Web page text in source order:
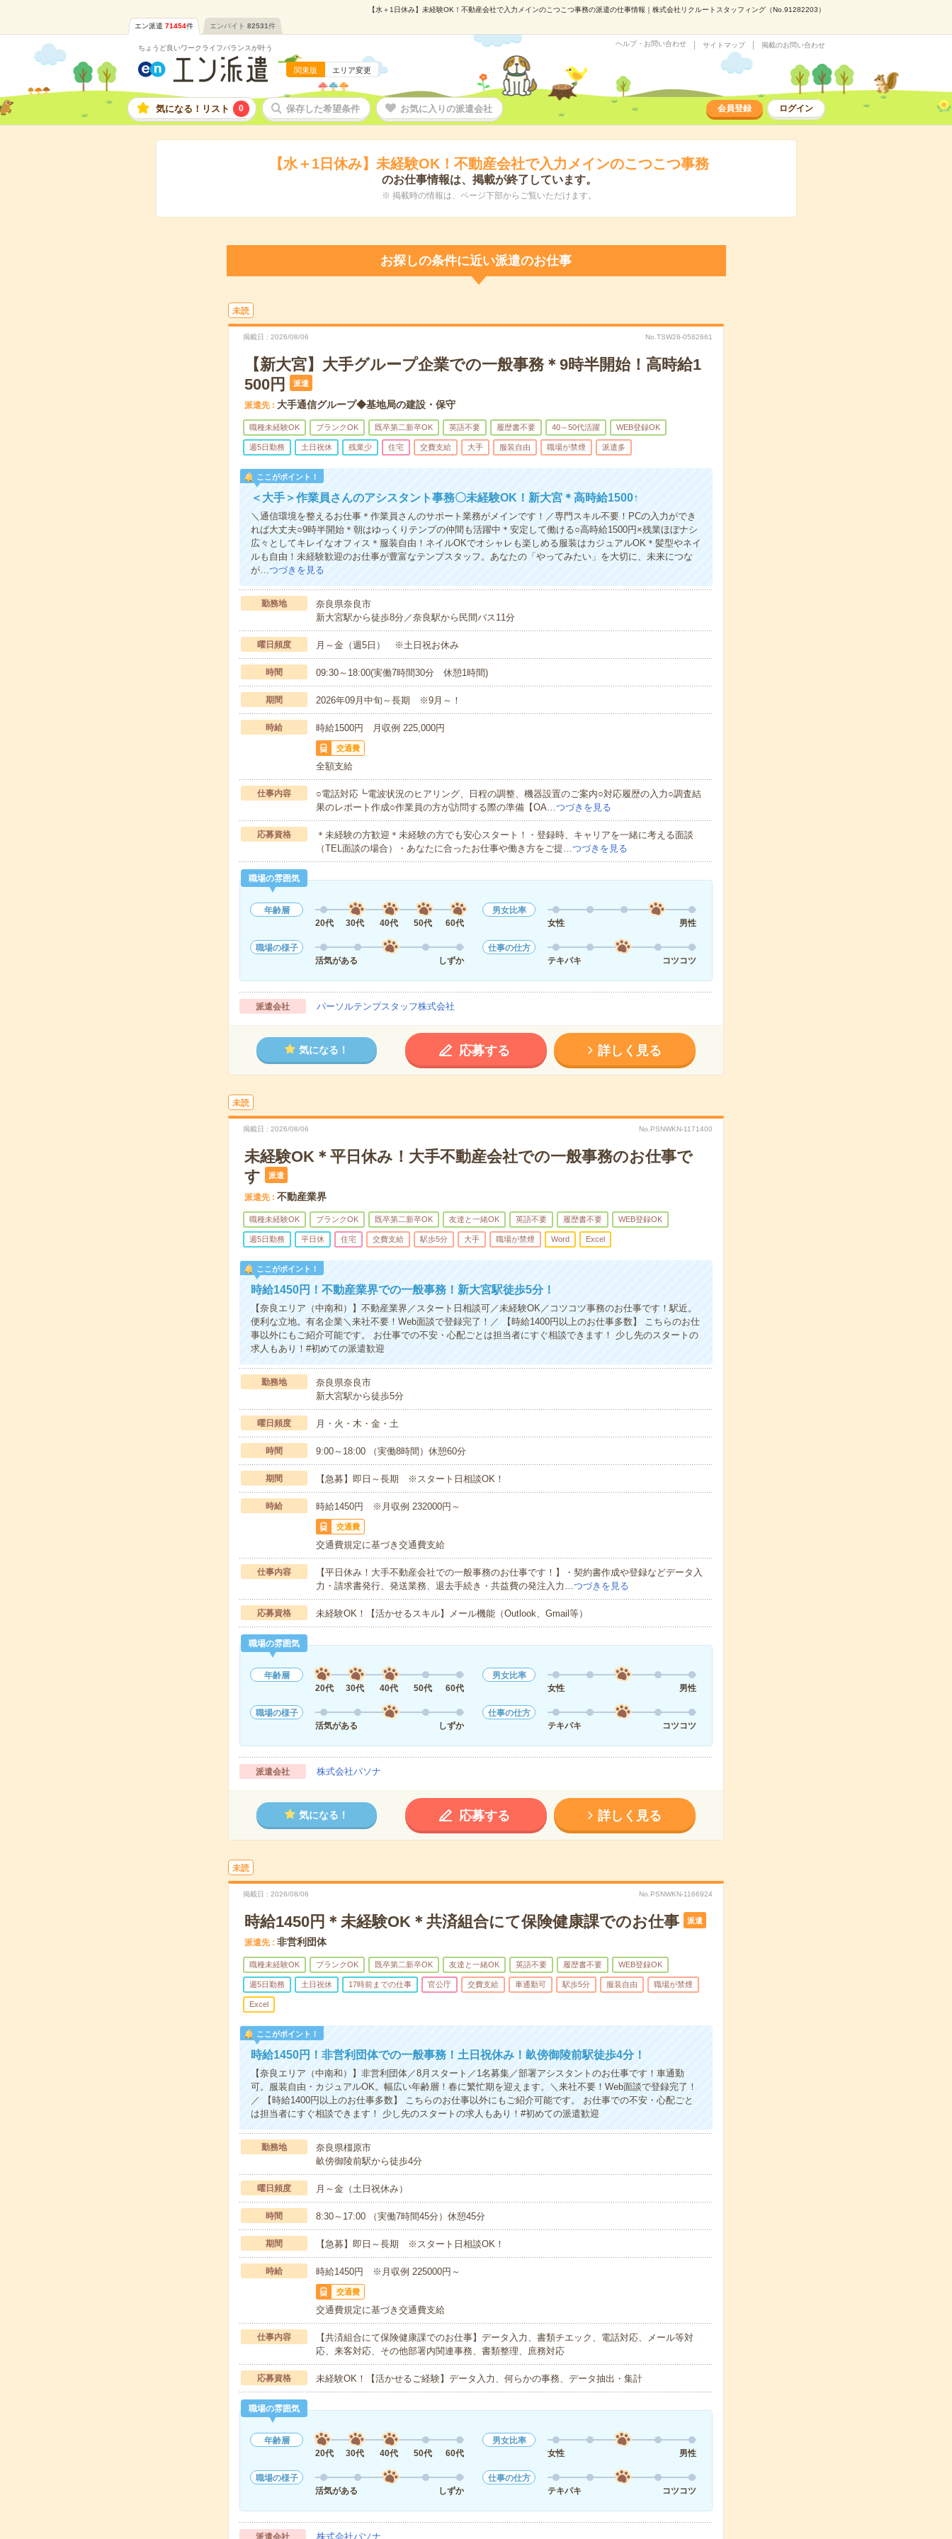
【水＋1日休み】未経験OK！不動産会社で入力メインのこつこつ事務の派遣の仕事情報｜株式会社リクルートスタッフィング（No.91282203）
エン派遣 71454件 エンバイト 82531件
ちょうど良いワークライフバランスが叶う
関東版 エリア変更
ヘルプ・お問い合わせ サイトマップ 掲載のお問い合わせ
気になる！リスト 0 保存した希望条件 お気に入りの派遣会社 会員登録 ログイン
【水＋1日休み】未経験OK！不動産会社で入力メインのこつこつ事務
のお仕事情報は、掲載が終了しています。
※ 掲載時の情報は、ページ下部からご覧いただけます。
お探しの条件に近い派遣のお仕事
未読
掲載日 2026/08/06 No.TSW26-0582661
【新大宮】大手グループ企業での一般事務＊9時半開始！高時給1
500円
派遣
派遣先 大手通信グループ◆基地局の建設・保守
職種未経験OK ブランクOK 既卒第二新卒OK 英語不要 履歴書不要 40～50代活躍 WEB登録OK
週5日勤務 土日祝休 残業少 住宅 交費支給 大手 服装自由 職場が禁煙 派遣多
ここがポイント！
＜大手＞作業員さんのアシスタント事務〇未経験OK！新大宮＊高時給1500↑
＼通信環境を整えるお仕事＊作業員さんのサポート業務がメインです！／専門スキル不要！PCの入力ができ
れば大丈夫○9時半開始＊朝はゆっくりテンプの仲間も活躍中＊安定して働ける○高時給1500円×残業ほぼナシ
広々としてキレイなオフィス＊服装自由！ネイルOKでオシャレも楽しめる服装はカジュアルOK＊髪型やネイ
ルも自由！未経験歓迎のお仕事が豊富なテンプスタッフ。あなたの「やってみたい」を大切に、未来につな
が…つづきを見る
勤務地
奈良県奈良市
新大宮駅から徒歩8分／奈良駅から民間バス11分
曜日頻度 月～金（週5日） ※土日祝お休み
時間 09:30～18:00(実働7時間30分 休憩1時間)
期間 2026年09月中旬～長期 ※9月～！
時給 時給1500円 月収例 225,000円
交通費
全額支給
仕事内容
○電話対応┗電波状況のヒアリング、日程の調整、機器設置のご案内○対応履歴の入力○調査結
果のレポート作成○作業員の方が訪問する際の準備【OA…つづきを見る
応募資格
＊未経験の方歓迎＊未経験の方でも安心スタート！・登録時、キャリアを一緒に考える面談
（TEL面談の場合）・あなたに合ったお仕事や働き方をご提…つづきを見る
職場の雰囲気
年齢層
20代
30代 40代 50代 60代
男女比率
女性
男性
職場の様子
活気がある
しずか
仕事の仕方
テキパキ
コツコツ
派遣会社 パーソルテンプスタッフ株式会社
気になる！ 応募する 詳しく見る
未読
掲載日 2026/08/06 No.PSNWKN-1171400
未経験OK＊平日休み！大手不動産会社での一般事務のお仕事で
す
派遣
派遣先 不動産業界
職種未経験OK ブランクOK 既卒第二新卒OK 友達と一緒OK 英語不要 履歴書不要 WEB登録OK
週5日勤務 平日休 住宅 交費支給 駅歩5分 大手 職場が禁煙 Word Excel
ここがポイント！
時給1450円！不動産業界での一般事務！新大宮駅徒歩5分！
【奈良エリア（中南和）】不動産業界／スタート日相談可／未経験OK／コツコツ事務のお仕事です！駅近。
便利な立地。有名企業＼来社不要！Web面談で登録完了！／ 【時給1400円以上のお仕事多数】 こちらのお仕
事以外にもご紹介可能です。 お仕事での不安・心配ごとは担当者にすぐ相談できます！ 少し先のスタートの
求人もあり！#初めての派遣歓迎
勤務地
奈良県奈良市
新大宮駅から徒歩5分
曜日頻度 月・火・木・金・土
時間 9:00～18:00 （実働8時間）休憩60分
期間 【急募】即日～長期 ※スタート日相談OK！
時給 時給1450円 ※月収例 232000円～
交通費
交通費規定に基づき交通費支給
仕事内容
【平日休み！大手不動産会社での一般事務のお仕事です！】・契約書作成や登録などデータ入
力・請求書発行、発送業務、退去手続き・共益費の発注入力…つづきを見る
応募資格 未経験OK！【活かせるスキル】メール機能（Outlook、Gmail等）
職場の雰囲気
年齢層
20代
30代 40代 50代 60代
男女比率
女性
男性
職場の様子
活気がある
しずか
仕事の仕方
テキパキ
コツコツ
派遣会社 株式会社パソナ
気になる！ 応募する 詳しく見る
未読
掲載日 2026/08/06 No.PSNWKN-1166924
時給1450円＊未経験OK＊共済組合にて保険健康課でのお仕事 派遣
派遣先 非営利団体
職種未経験OK ブランクOK 既卒第二新卒OK 友達と一緒OK 英語不要 履歴書不要 WEB登録OK
週5日勤務 土日祝休 17時前までの仕事 官公庁 交費支給 車通勤可 駅歩5分 服装自由 職場が禁煙
Excel
ここがポイント！
時給1450円！非営利団体での一般事務！土日祝休み！畝傍御陵前駅徒歩4分！
【奈良エリア（中南和）】非営利団体／8月スタート／1名募集／部署アシスタントのお仕事です！車通勤
可。服装自由・カジュアルOK。幅広い年齢層！春に繁忙期を迎えます。＼来社不要！Web面談で登録完了！
／ 【時給1400円以上のお仕事多数】 こちらのお仕事以外にもご紹介可能です。 お仕事での不安・心配ごと
は担当者にすぐ相談できます！ 少し先のスタートの求人もあり！#初めての派遣歓迎
勤務地
奈良県橿原市
畝傍御陵前駅から徒歩4分
曜日頻度 月～金（土日祝休み）
時間 8:30～17:00 （実働7時間45分）休憩45分
期間 【急募】即日～長期 ※スタート日相談OK！
時給 時給1450円 ※月収例 225000円～
交通費
交通費規定に基づき交通費支給
仕事内容
【共済組合にて保険健康課でのお仕事】データ入力、書類チエック、電話対応、メール等対
応、来客対応、その他部署内関連事務、書類整理、庶務対応
応募資格 未経験OK！【活かせるご経験】データ入力、何らかの事務、データ抽出・集計
職場の雰囲気
年齢層
20代
30代 40代 50代 60代
男女比率
女性
男性
職場の様子
活気がある
しずか
仕事の仕方
テキパキ
コツコツ
派遣会社 株式会社パソナ